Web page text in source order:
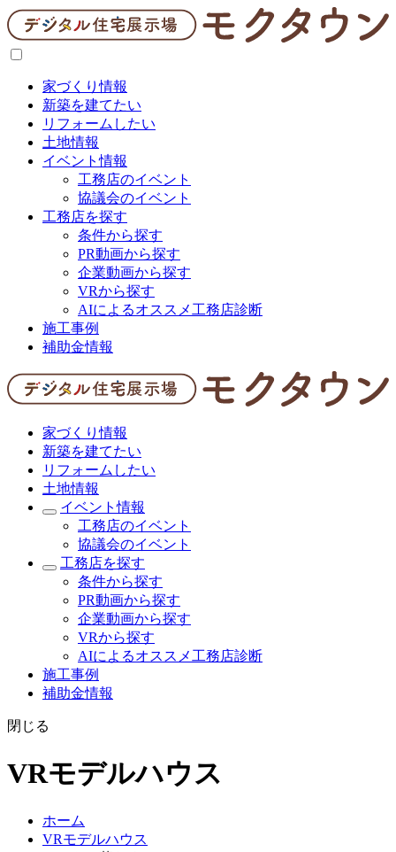
家づくり情報
新築を建てたい
リフォームしたい
土地情報
イベント情報
工務店のイベント
協議会のイベント
工務店を探す
条件から探す
PR動画から探す
企業動画から探す
VRから探す
AIによるオススメ工務店診断
施工事例
補助金情報
家づくり情報
新築を建てたい
リフォームしたい
土地情報
イベント情報
工務店のイベント
協議会のイベント
工務店を探す
条件から探す
PR動画から探す
企業動画から探す
VRから探す
AIによるオススメ工務店診断
施工事例
補助金情報
閉じる
VRモデルハウス
ホーム
VRモデルハウス